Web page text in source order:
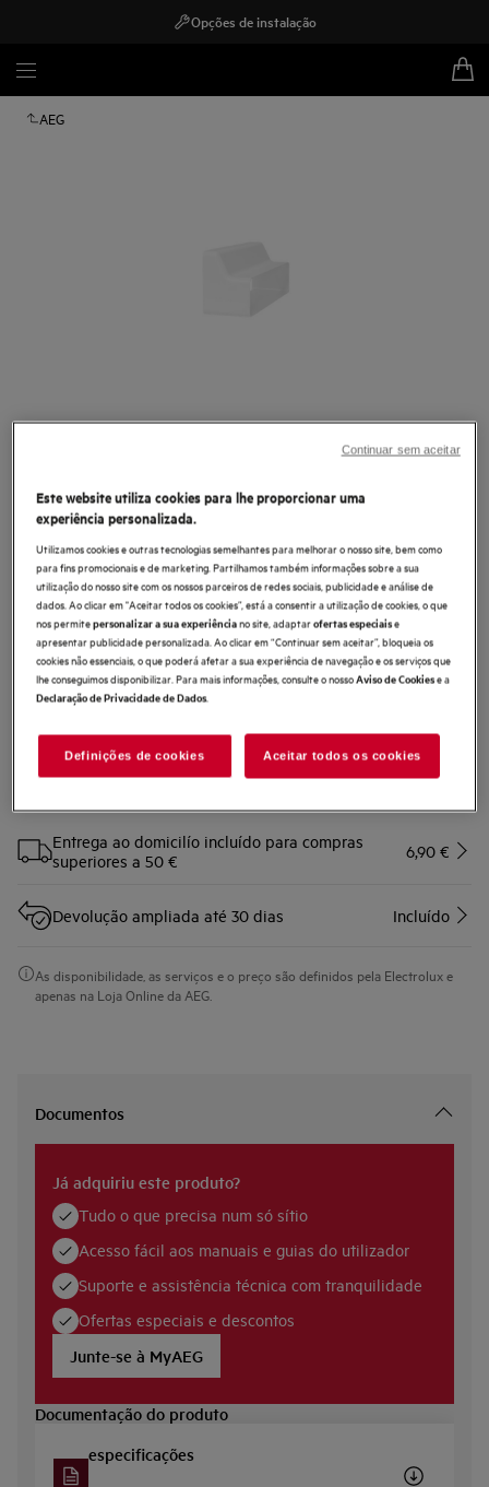
Opções de instalação
AEG
Toque para ampliar
M2CKCF11U
Redutor retangular 220 mm de 90
mm a 55 mm"
0 (0)
Benefícios
Kits de Instalação para Exaustores & Extratores
Fácil de usar, diversos tamanhos para exaustores e extratores
Entrega ao domicilío incluído para compras
superiores a 50 €
6,90 €
Devolução ampliada até 30 dias Incluído
As disponibilidade, as serviços e o preço são definidos pela Electrolux e
apenas na Loja Online da AEG.
Documentos
Já adquiriu este produto?
Tudo o que precisa num só sítio
Acesso fácil aos manuais e guias do utilizador
Suporte e assistência técnica com tranquilidade
Ofertas especiais e descontos
Junte-se à MyAEG
Documentação do produto
especificações
Este website utiliza cookies para lhe proporcionar uma
experiência personalizada.
Utilizamos cookies e outras tecnologias semelhantes para melhorar o nosso site, bem como
para fins promocionais e de marketing. Partilhamos também informações sobre a sua
utilização do nosso site com os nossos parceiros de redes sociais, publicidade e análise de
dados. Ao clicar em "Aceitar todos os cookies”, está a consentir a utilização de cookies, o que
nos permitepersonalizar a sua experiênciano site, adaptarofertas especiaise
apresentar publicidade personalizada. Ao clicar em “Continuar sem aceitar”, bloqueia os
cookies não essenciais, o que poderá afetar a sua experiência de navegação e os serviços que
lhe conseguimos disponibilizar. Para mais informações, consulte o nossoAviso de Cookiese a
Declaração de Privacidade de Dados.
Definições de cookies Aceitar todos os cookies
Continuar sem aceitar